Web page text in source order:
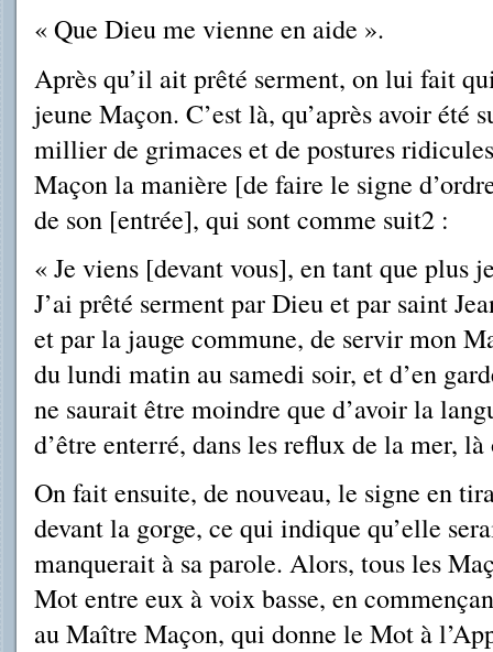
« Que Dieu me vienne en aide ».
Après qu’il ait prêté serment, on lui fait
jeune Maçon. C’est là, qu’après avoir été
millier de grimaces et de postures
Maçon la manière [de faire le signe
de son [entrée], qui sont comme suit2 :
« Je viens [devant vous], en tant que plus
J’ai prêté serment par Dieu et par saint
et par la jauge commune, de servir mon
du lundi matin au samedi soir, et d’en
ne saurait être moindre que d’avoir la
d’être enterré, dans les reflux de la mer,
On fait ensuite, de nouveau, le signe en
devant la gorge, ce qui indique qu’elle
manquerait à sa parole. Alors, tous les
Mot entre eux à voix basse, en
au Maître Maçon, qui donne le Mot à